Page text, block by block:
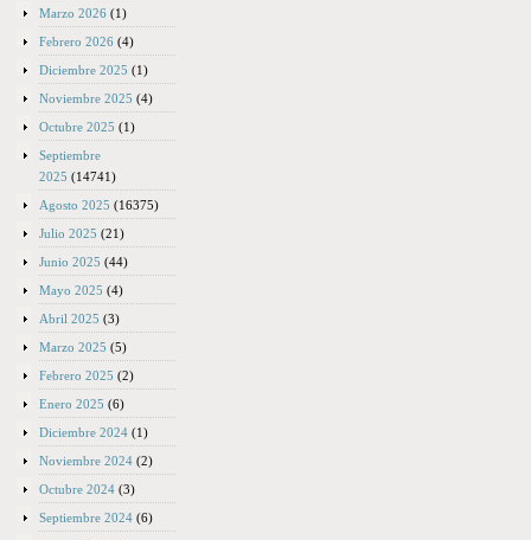
Marzo 2026 (1)
Febrero 2026 (4)
Diciembre 2025 (1)
Noviembre 2025 (4)
Octubre 2025 (1)
Septiembre
2025 (14741)
Agosto 2025 (16375)
Julio 2025 (21)
Junio 2025 (44)
Mayo 2025 (4)
Abril 2025 (3)
Marzo 2025 (5)
Febrero 2025 (2)
Enero 2025 (6)
Diciembre 2024 (1)
Noviembre 2024 (2)
Octubre 2024 (3)
Septiembre 2024 (6)